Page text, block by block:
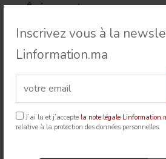
Inscrivez vous à la
Linformation.ma
J’ai lu et j’accepte la note légale
relative à la protection des données personnelles.
Événement
Rabat accueille le Sommet des
Africaines